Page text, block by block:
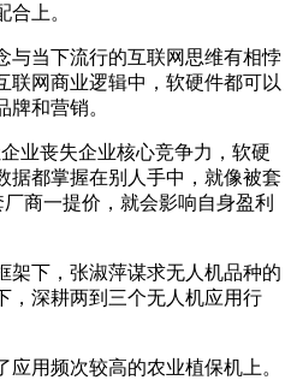
合上。
当下流行的互联网思维有相悖
联网商业逻辑中，软硬件都可以
和营销。
丧失企业核心竞争力，软硬
据都掌握在别人手中，就像被套
厂商一提价，就会影响自身盈利
下，张淑萍谋求无人机品种的
，深耕两到三个无人机应用行
用频次较高的农业植保机上。